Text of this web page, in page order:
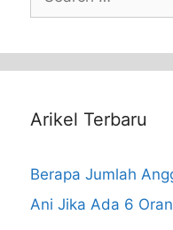
for:
Arikel Terbaru
Berapa Jumlah
Ani Jika Ada 6